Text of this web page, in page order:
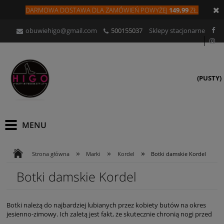
DARMOWA DOSTAWA DLAZAMÓWIEŃ POWYŻEJ 149,99ZŁ.
obuwiehigo@gmail.com 500155037 Sklepy stacjonarne
(PUSTY)
Strona główna » Marki » Kordel » Botki damskie Kordel
Botki damskie Kordel
Botki należą do najbardziej lubianych przez kobiety butów na okres
jesienno-zimowy. Ich zaletą jest fakt, że skutecznie chronią nogi przed